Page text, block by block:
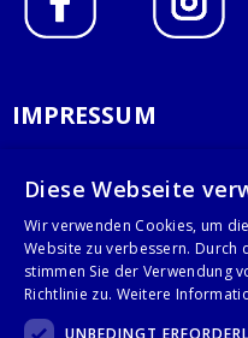
IMPRESSUM
AGB
KONTAKT
Stalgast GmbH
Diese Webseite
Wir verwenden Cookies, um
Website zu verbessern. Durch
stimmen Sie der Verwendung
Richtlinie zu. Weitere
UNBEDINGT